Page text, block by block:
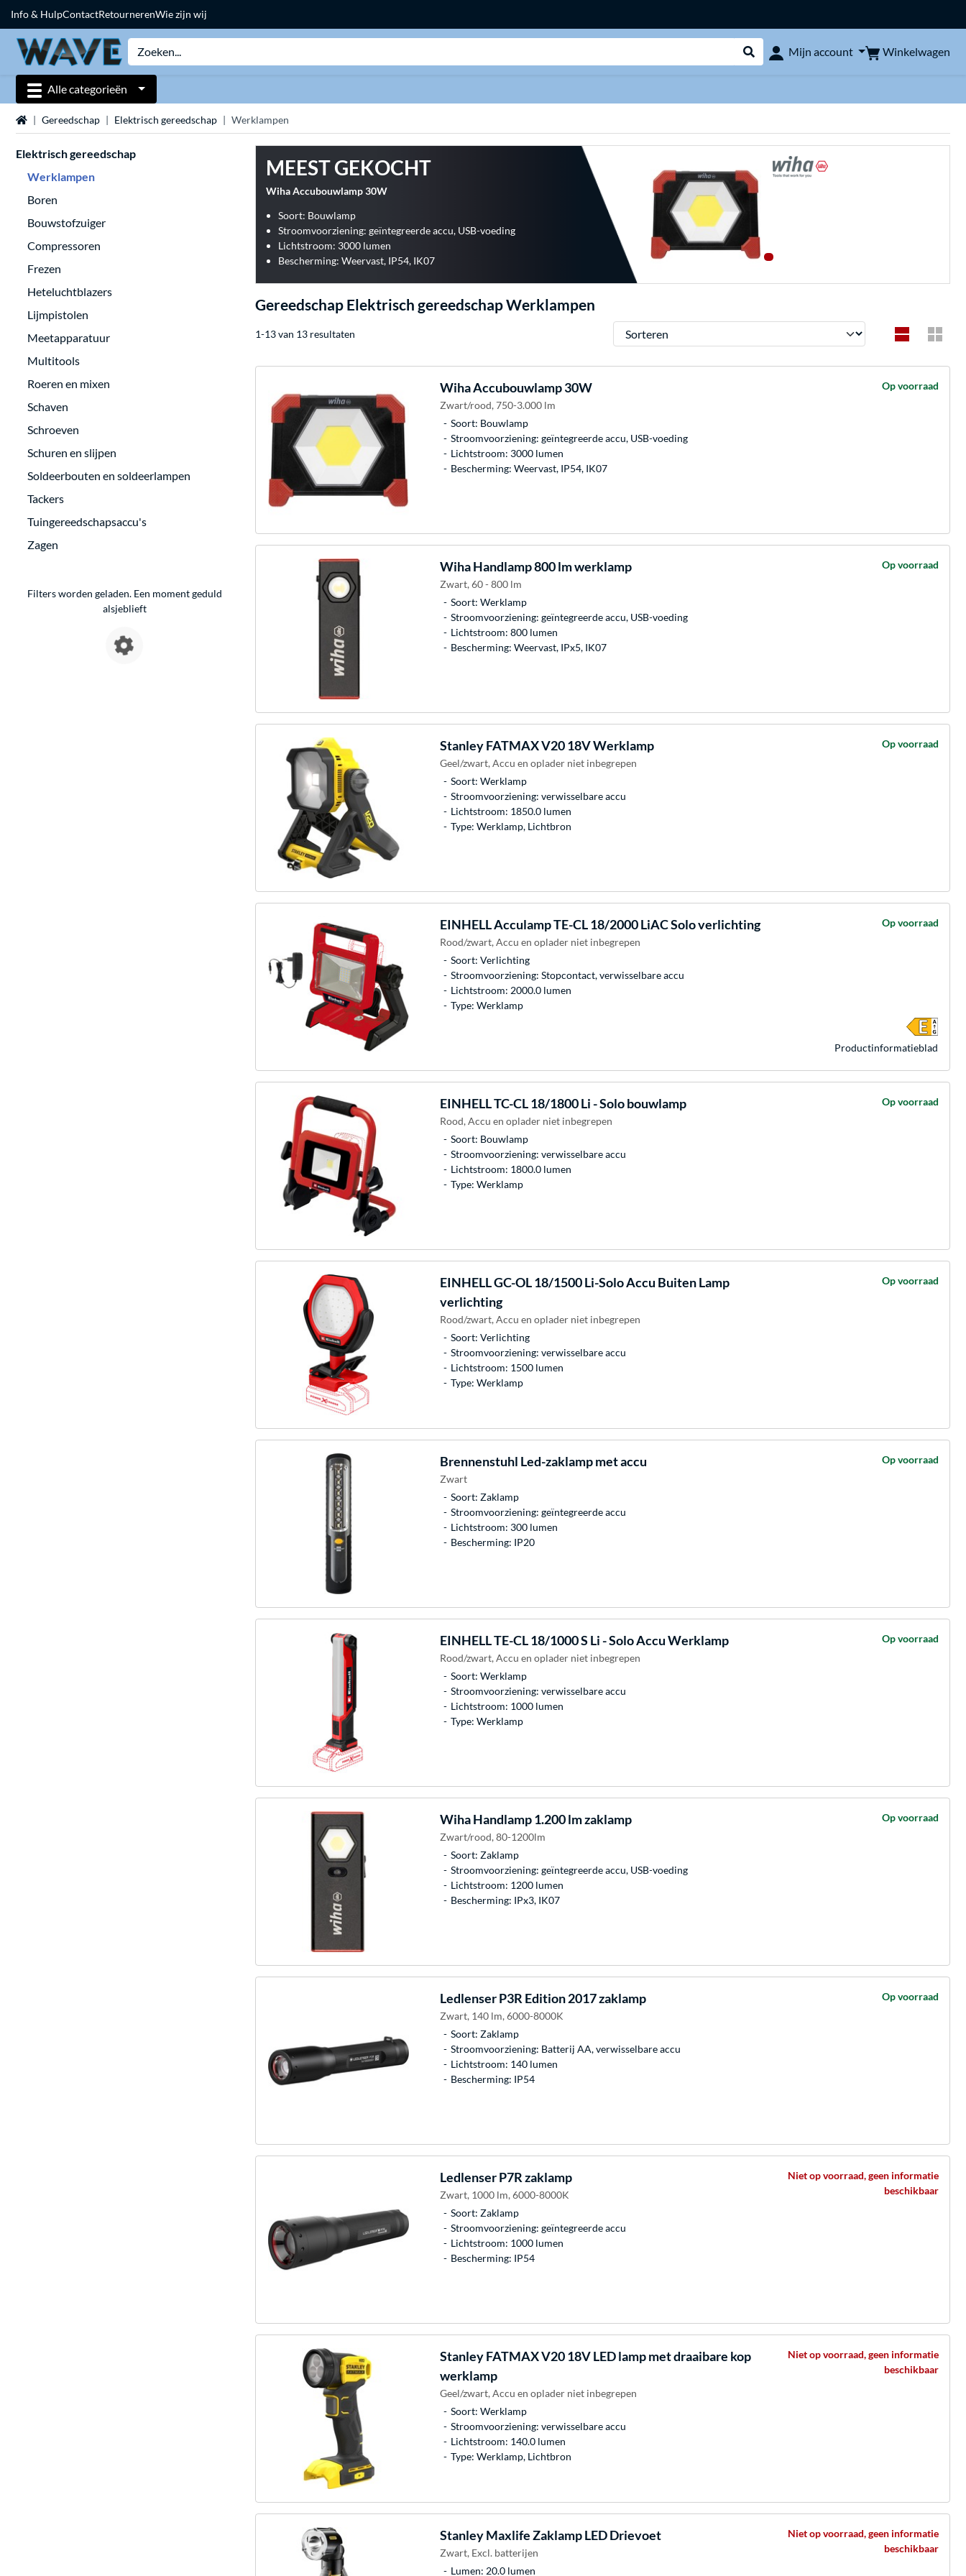
Info & HulpContactRetournerenWie zijn wij
Webshop doorzoeken
Mijn account Winkelwagen
Alle categorieën
HomeGereedschap Elektrisch gereedschap Werklampen
Elektrisch gereedschap
Werklampen
Boren
Bouwstofzuiger
Compressoren
Frezen
Heteluchtblazers
Lijmpistolen
Meetapparatuur
Multitools
Roeren en mixen
Schaven
Schroeven
Schuren en slijpen
Soldeerbouten en soldeerlampen
Tackers
Tuingereedschapsaccu's
Zagen
Filters worden geladen. Een moment geduld
alsjeblieft
MEEST GEKOCHT
Wiha Accubouwlamp 30W
Soort: Bouwlamp
Stroomvoorziening: geïntegreerde accu, USB-voeding
Lichtstroom: 3000 lumen
Bescherming: Weervast, IP54, IK07
Gereedschap Elektrisch gereedschap Werklampen
1-13 van 13 resultaten Sorteren
WihaAccubouwlamp 30W
Zwart/rood, 750-3.000 lm
Soort: Bouwlamp
Stroomvoorziening: geïntegreerde accu, USB-voeding
Lichtstroom: 3000 lumen
Bescherming: Weervast, IP54, IK07
Op voorraad
WihaHandlamp 800 lm werklamp
Zwart, 60 - 800 lm
Soort: Werklamp
Stroomvoorziening: geïntegreerde accu, USB-voeding
Lichtstroom: 800 lumen
Bescherming: Weervast, IPx5, IK07
Op voorraad
StanleyFATMAX V20 18V Werklamp
Geel/zwart, Accu en oplader niet inbegrepen
Soort: Werklamp
Stroomvoorziening: verwisselbare accu
Lichtstroom: 1850.0 lumen
Type: Werklamp, Lichtbron
Op voorraad
EINHELLAcculamp TE-CL 18/2000 LiAC Solo verlichting
Rood/zwart, Accu en oplader niet inbegrepen
Soort: Verlichting
Stroomvoorziening: Stopcontact, verwisselbare accu
Lichtstroom: 2000.0 lumen
Type: Werklamp
Op voorraad
Product­informatieblad
EINHELLTC-CL 18/1800 Li - Solo bouwlamp
Rood, Accu en oplader niet inbegrepen
Soort: Bouwlamp
Stroomvoorziening: verwisselbare accu
Lichtstroom: 1800.0 lumen
Type: Werklamp
Op voorraad
EINHELLGC-OL 18/1500 Li-Solo Accu Buiten Lamp
verlichting
Rood/zwart, Accu en oplader niet inbegrepen
Soort: Verlichting
Stroomvoorziening: verwisselbare accu
Lichtstroom: 1500 lumen
Type: Werklamp
Op voorraad
Brennenstuhl Led-zaklamp met accu
Zwart
Soort: Zaklamp
Stroomvoorziening: geïntegreerde accu
Lichtstroom: 300 lumen
Bescherming: IP20
Op voorraad
EINHELLTE-CL 18/1000 S Li - Solo Accu Werklamp
Rood/zwart, Accu en oplader niet inbegrepen
Soort: Werklamp
Stroomvoorziening: verwisselbare accu
Lichtstroom: 1000 lumen
Type: Werklamp
Op voorraad
WihaHandlamp 1.200 lm zaklamp
Zwart/rood, 80-1200lm
Soort: Zaklamp
Stroomvoorziening: geïntegreerde accu, USB-voeding
Lichtstroom: 1200 lumen
Bescherming: IPx3, IK07
Op voorraad
LedlenserP3R Edition 2017 zaklamp
Zwart, 140 lm, 6000-8000K
Soort: Zaklamp
Stroomvoorziening: Batterij AA, verwisselbare accu
Lichtstroom: 140 lumen
Bescherming: IP54
Op voorraad
LedlenserP7R zaklamp
Zwart, 1000 lm, 6000-8000K
Soort: Zaklamp
Stroomvoorziening: geïntegreerde accu
Lichtstroom: 1000 lumen
Bescherming: IP54
Niet op voorraad, geen informatie
beschikbaar
StanleyFATMAX V20 18V LED lamp met draaibare kop
werklamp
Geel/zwart, Accu en oplader niet inbegrepen
Soort: Werklamp
Stroomvoorziening: verwisselbare accu
Lichtstroom: 140.0 lumen
Type: Werklamp, Lichtbron
Niet op voorraad, geen informatie
beschikbaar
StanleyMaxlife Zaklamp LED Drievoet
Zwart, Excl. batterijen
Lumen: 20.0 lumen
Niet op voorraad, geen informatie
beschikbaar